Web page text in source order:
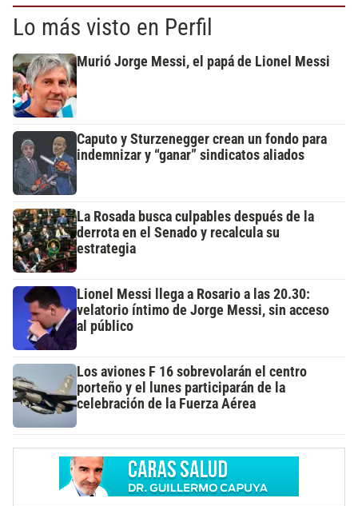
Lo más visto en Perfil
Murió Jorge Messi, el papá de Lionel Messi
Caputo y Sturzenegger crean un fondo para
indemnizar y “ganar” sindicatos aliados
La Rosada busca culpables después de la
derrota en el Senado y recalcula su
estrategia
Lionel Messi llega a Rosario a las 20.30:
velatorio íntimo de Jorge Messi, sin acceso
al público
Los aviones F 16 sobrevolarán el centro
porteño y el lunes participarán de la
celebración de la Fuerza Aérea